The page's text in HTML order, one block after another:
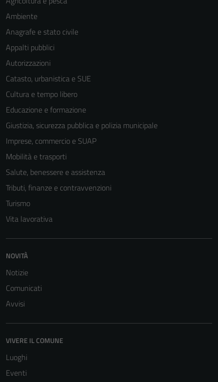
Ambiente
Anagrafe e stato civile
Appalti pubblici
Autorizzazioni
Catasto, urbanistica e SUE
Cultura e tempo libero
Educazione e formazione
Giustizia, sicurezza pubblica e polizia municipale
Imprese, commercio e SUAP
Mobilità e trasporti
Salute, benessere e assistenza
Tributi, finanze e contravvenzioni
Turismo
Vita lavorativa
NOVITÀ
Notizie
Comunicati
Avvisi
VIVERE IL COMUNE
Luoghi
Eventi
per il
non raccolgono